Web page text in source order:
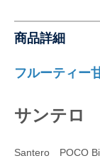
商品詳細
フルーティー
サンテロ
Santero POCO